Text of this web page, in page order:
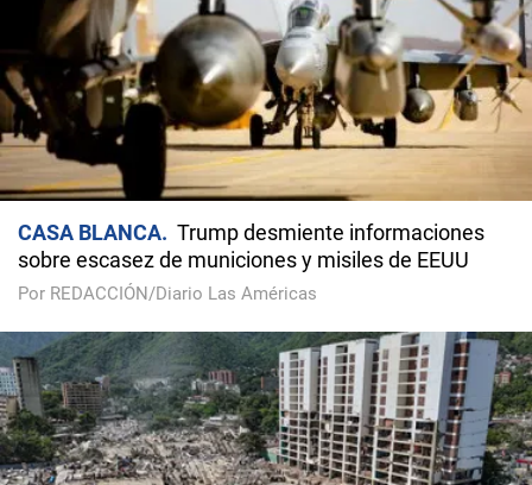
CASA BLANCA
Trump desmiente informaciones
sobre escasez de municiones y misiles de EEUU
Por REDACCIÓN/Diario Las Américas